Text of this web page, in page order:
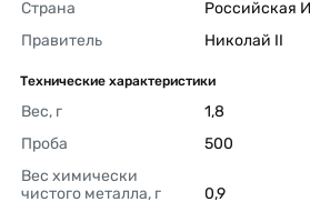
Страна
Российская
Правитель
Николай II
Технические характеристики
Вес, г
1,8
Проба
500
Вес химически
чистого металла, г
0,9